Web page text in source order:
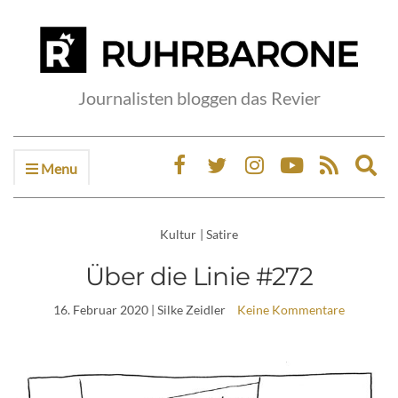
Journalisten bloggen das Revier
Menu
Kultur | Satire
Über die Linie #272
16. Februar 2020 | Silke Zeidler Keine Kommentare